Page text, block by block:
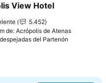
a favoritos
View Hotel
5.452
de: Acrópolis de Atenas
del Partenón